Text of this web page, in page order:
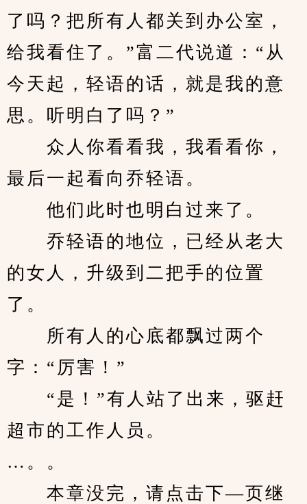
了吗？把所有人都关到办公室，
给我看住了。”富二代说道：“从
今天起，轻语的话，就是我的意
思。听明白了吗？”
众人你看看我，我看看你，
最后一起看向乔轻语。
他们此时也明白过来了。
乔轻语的地位，已经从老大
的女人，升级到二把手的位置
了。
所有人的心底都飘过两个
字：“厉害！”
“是！”有人站了出来，驱赶
超市的工作人员。
…。。
本章没完，请点击下—页继